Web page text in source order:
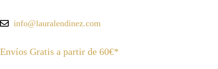
info@lauralendinez.com
Envíos Gratis a partir de 60€*